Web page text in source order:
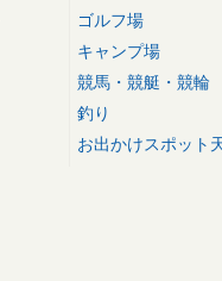
ゴルフ場
キャンプ場
競馬・競艇・競輪
釣り
お出かけスポット